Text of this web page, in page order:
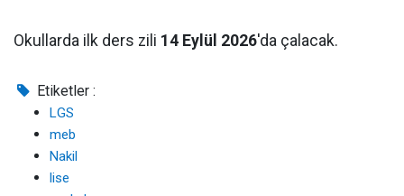
Okullarda ilk ders zili 14 Eylül 2026'da çalacak.
Etiketler :
LGS
meb
Nakil
lise